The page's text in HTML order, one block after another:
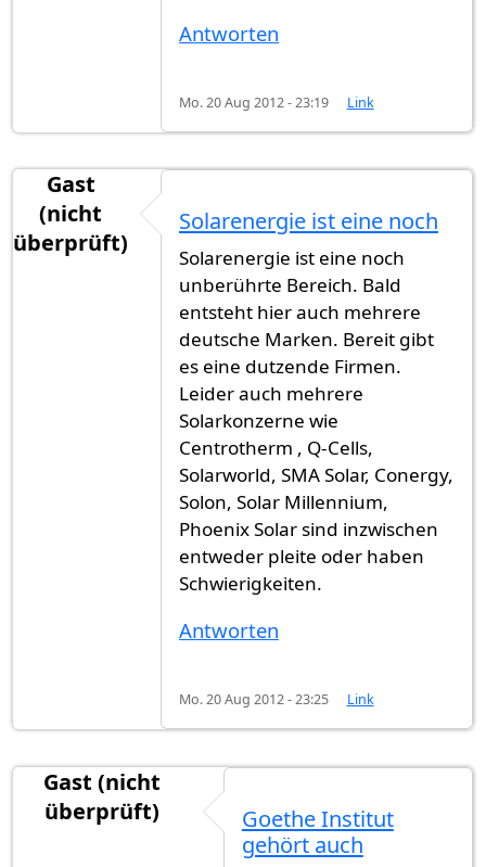
Antworten
Mo. 20 Aug 2012 - 23:19 Link
Gast
(nicht
überprüft)
Solarenergie ist eine noch
Solarenergie ist eine noch
unberührte Bereich. Bald
entsteht hier auch mehrere
deutsche Marken. Bereit gibt
es eine dutzende Firmen.
Leider auch mehrere
Solarkonzerne wie
Centrotherm , Q-Cells,
Solarworld, SMA Solar, Conergy,
Solon, Solar Millennium,
Phoenix Solar sind inzwischen
entweder pleite oder haben
Schwierigkeiten.
Antworten
Mo. 20 Aug 2012 - 23:25 Link
Gast (nicht
überprüft)
Goethe Institut
gehört auch